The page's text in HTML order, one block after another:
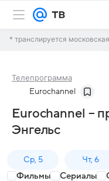
* транслируется
Телепрограмма
Eurochannel
Eurochannel –
Энгельс
Ср, 5 Чт, 6
Фильмы Сериалы